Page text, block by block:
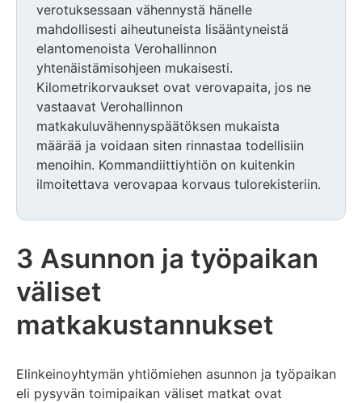
verotuksessaan vähennystä hänelle
mahdollisesti aiheutuneista lisääntyneistä
elantomenoista Verohallinnon
yhtenäistämisohjeen mukaisesti.
Kilometrikorvaukset ovat verovapaita, jos ne
vastaavat Verohallinnon
matkakuluvähennyspäätöksen mukaista
määrää ja voidaan siten rinnastaa todellisiin
menoihin. Kommandiittiyhtiön on kuitenkin
ilmoitettava verovapaa korvaus tulorekisteriin.
3 Asunnon ja työpaikan
väliset
matkakustannukset
Elinkeinoyhtymän yhtiömiehen asunnon ja työpaikan
eli pysyvän toimipaikan väliset matkat ovat